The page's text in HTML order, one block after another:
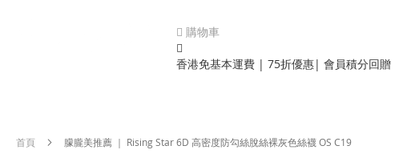
購物車
香港免基本運費 | 75折優惠| 會員積分回贈
首頁 朦朧美推薦 ｜ Rising Star 6D 高密度防勾絲脫絲裸灰色絲襪 OS C19